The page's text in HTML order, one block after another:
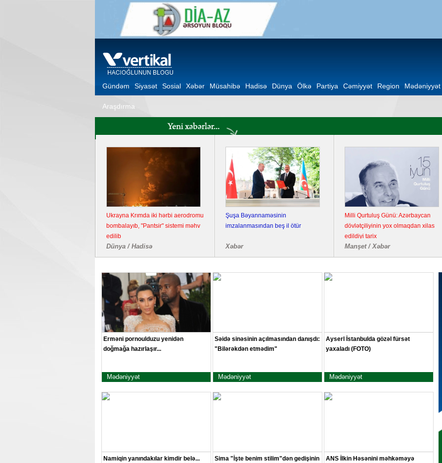
Gündəm Siyasət Sosial Xəbər Müsahibə Hadisə Dünya Ölkə Partiya Cəmiyyət Region Mədəniyyət
Araşdırma
Ukrayna Krımda iki hərbi aerodromu
bombalayıb, "Pantsir" sistemi məhv
edilib
Dünya / Hadisə
Şuşa Bəyannaməsinin
imzalanmasından beş il ötür
Xəbər
Milli Qurtuluş Günü: Azərbaycan
dövlətçiliyinin yox olmaqdan xilas
edildiyi tarix
Manşet / Xəbər
Erməni pornoulduzu yenidən
doğmağa hazırlaşır...
Mədəniyyət
Səidə sinəsinin açılmasından danışdı:
"Bilərəkdən etmədim"
Mədəniyyət
Ayserl İstanbulda gözəl fürsət
yaxaladı (FOTO)
Mədəniyyət
Namiqin yanındakılar kimdir belə...
Sima "İşte benim stilim"dən gedişinin
ANS İlkin Həsənini məhkəməyə